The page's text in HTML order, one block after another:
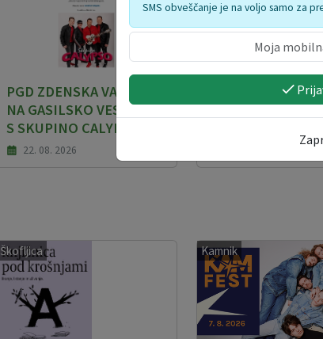
PGD ZDENSKA VAS VABI
NA GASILSKO VESELICO
S SKUPINO CALYPSO
22. 08. 2026
DOBREPOLJSKO
Škofljica Kamnik
SMS obveščanje je na voljo samo za